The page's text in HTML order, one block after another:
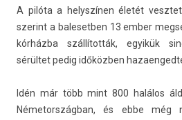
A pilóta a helys­zín­en életét
szerint a balesetb­en 13 ember
kórházba szállították, egyikük
sérültet pedig időközben
Idén már több mint 800 halálos
Németország­ban, és ebbe